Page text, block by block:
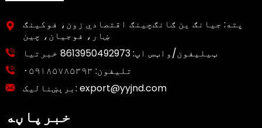
پته: جیانګ ین ګانګچینګ اقتصادي زون، فوکینګ
ښار، فوجیان، چین
ټیلیفون/واټس اپ:8613950492973 خبرتیا
تلیفون:
برېښنالیک: export@yyjnd.com
خبرپاڼه